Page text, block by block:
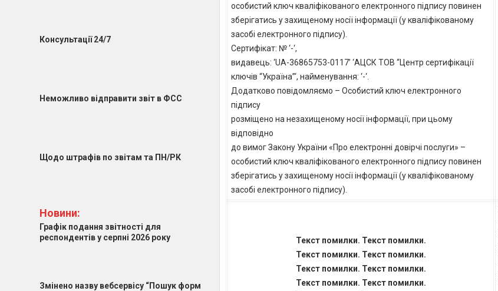
особистий ключ кваліфікованого електронного підпису повинен
зберігатись у захищеному носії інформації (у кваліфікованому
засобі електронного підпису).
Сертифікат: № ‘-‘,
видавець: ‘UA-36865753-0117’ ‘АЦСК ТОВ “Центр сертифікації
ключів “Україна”‘, найменування: ‘-‘.
Додатково повідомляємо – Особистий ключ електронного
підпису
розміщено на незахищеному носії інформації, при цьому
відповідно
до вимог Закону України «Про електронні довірчі послуги» –
особистий ключ кваліфікованого електронного підпису повинен
зберігатись у захищеному носії інформації (у кваліфікованому
засобі електронного підпису).
Текст помилки. Текст помилки.
Текст помилки. Текст помилки.
Текст помилки. Текст помилки.
Текст помилки. Текст помилки.
Консультації 24/7
Неможливо відправити звіт в ФСС
Щодо штрафів по звітам та ПН/РК
Новини:
Графік подання звітності для
респондентів у серпні 2026 року
Змінено назву вебсервісу “Пошук форм